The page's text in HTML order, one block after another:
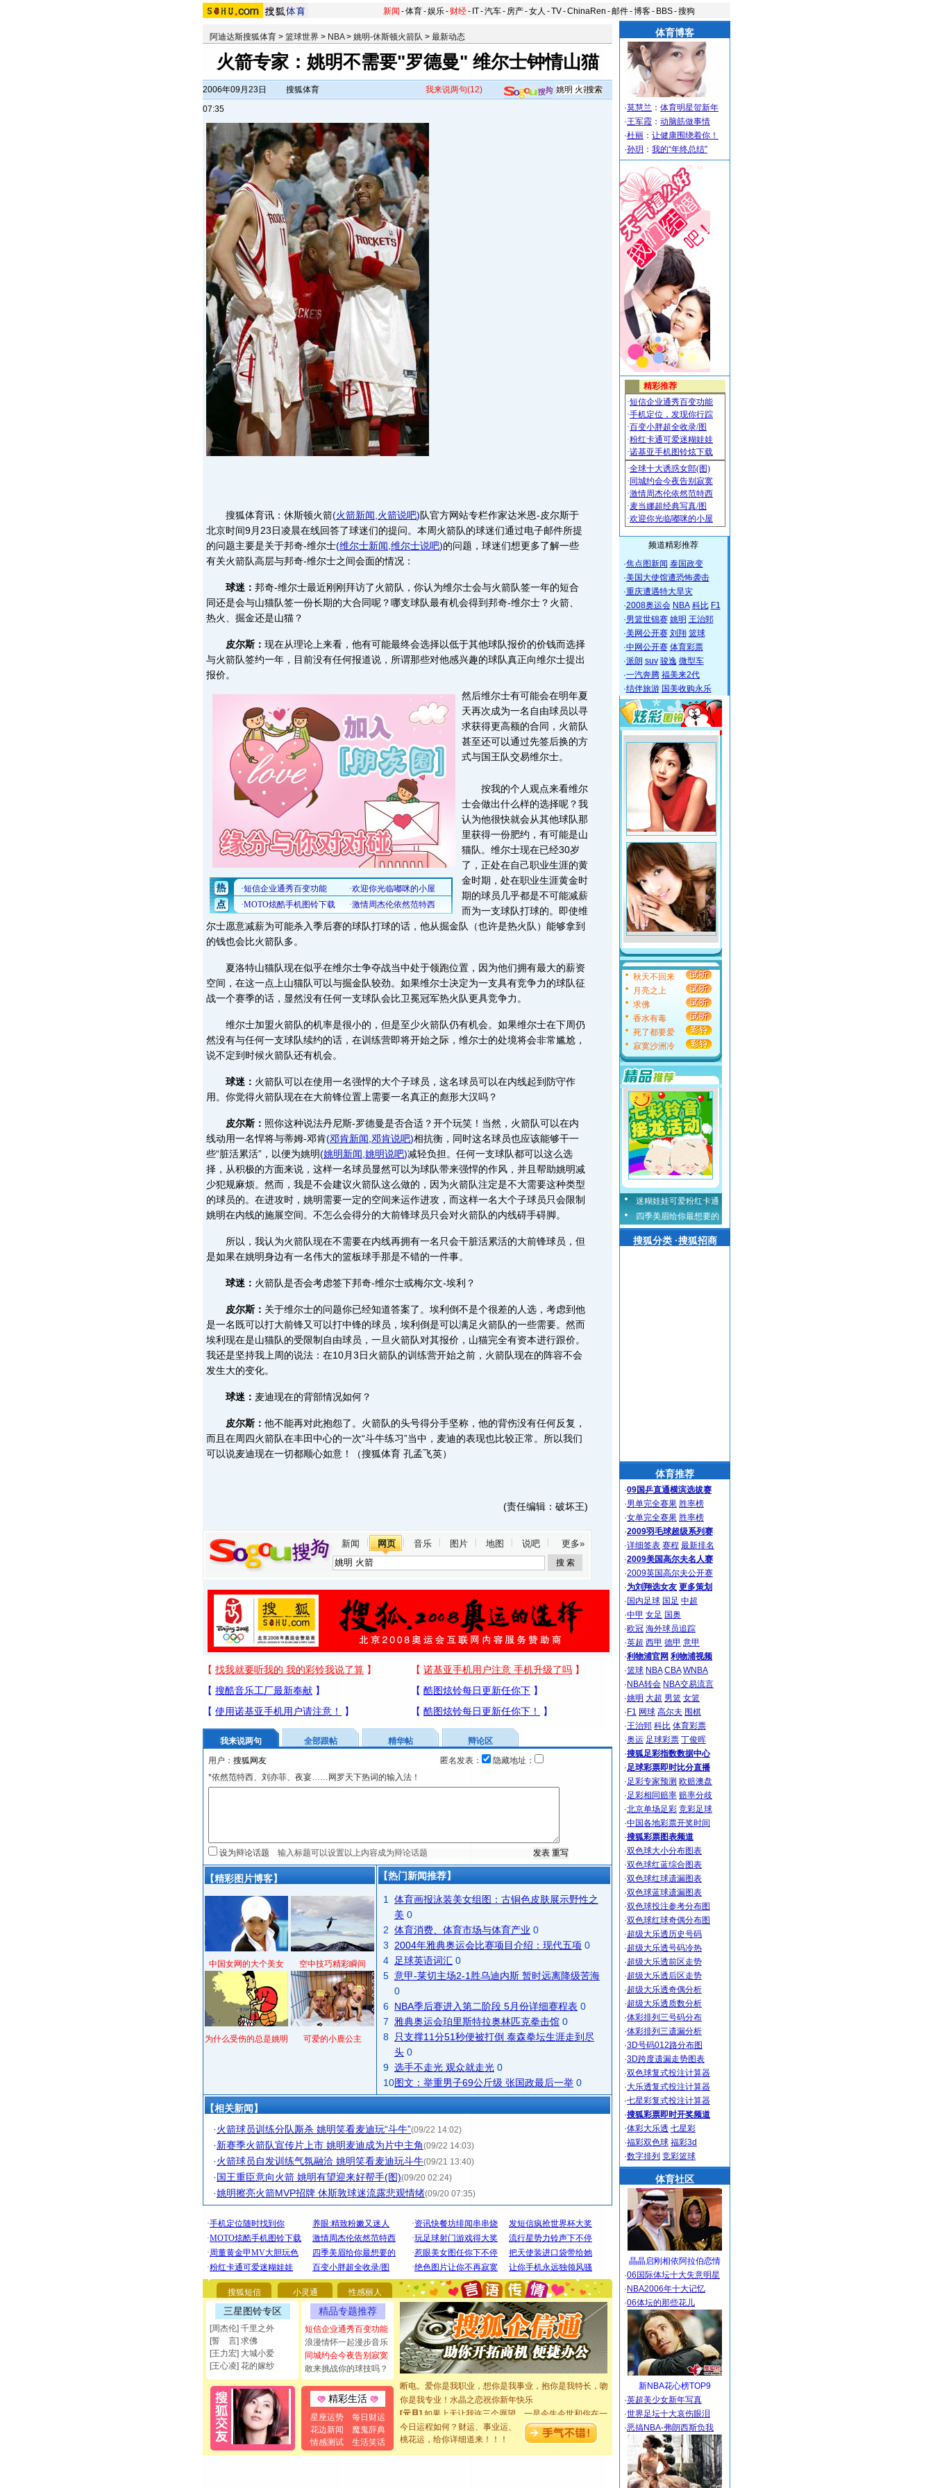
新闻 -体育-娱乐- 财经- IT-汽车- 房产-女人 -TV-ChinaRen -邮件-博客- BBS-搜狗
阿迪达斯搜狐体育 > 篮球世界 > NBA> 姚明-休斯顿火箭队 > 最新动态
火箭专家：姚明不需要"罗德曼" 维尔士钟情山猫
2006年09月23日
07:35
搜狐体育 我来说两句(12)
搜狐体育讯：休斯顿火箭(火箭新闻 火箭说吧)队官方网站专栏作家达米恩-皮尔斯于
北京时间9月23日凌晨在线回答了球迷们的提问。本周火箭队的球迷们通过电子邮件所提
的问题主要是关于邦奇-维尔士(维尔士新闻 维尔士说吧)的问题，球迷们想更多了解一些
有关火箭队高层与邦奇-维尔士之间会面的情况：
球迷： 邦奇-维尔士最近刚刚拜访了火箭队，你认为维尔士会与火箭队签一年的短合
同还是会与山猫队签一份长期的大合同呢？哪支球队最有机会得到邦奇-维尔士？火箭、
热火、掘金还是山猫？
皮尔斯： 现在从理论上来看，他有可能最终会选择以低于其他球队报价的价钱而选择
与火箭队签约一年，目前没有任何报道说，所谓那些对他感兴趣的球队真正向维尔士提出
报价。
然后维尔士有可能会在明年夏
天再次成为一名自由球员以寻
求获得更高额的合同，火箭队
甚至还可以通过先签后换的方
式与国王队交易维尔士。
按我的个人观点来看维尔
士会做出什么样的选择呢？我
认为他很快就会从其他球队那
里获得一份肥约，有可能是山
猫队。维尔士现在已经30岁
了，正处在自己职业生涯的黄
金时期，处在职业生涯黄金时
期的球员几乎都是不可能减薪
而为一支球队打球的。即使维
尔士愿意减薪为可能杀入季后赛的球队打球的话，他从掘金队（也许是热火队）能够拿到
的钱也会比火箭队多。
夏洛特山猫队现在似乎在维尔士争夺战当中处于领跑位置，因为他们拥有最大的薪资
空间，在这一点上山猫队可以与掘金队较劲。如果维尔士决定为一支具有竞争力的球队征
战一个赛季的话，显然没有任何一支球队会比卫冕冠军热火队更具竞争力。
维尔士加盟火箭队的机率是很小的，但是至少火箭队仍有机会。如果维尔士在下周仍
然没有与任何一支球队续约的话，在训练营即将开始之际，维尔士的处境将会非常尴尬，
说不定到时候火箭队还有机会。
球迷： 火箭队可以在使用一名强悍的大个子球员，这名球员可以在内线起到防守作
用。你觉得火箭队现在在大前锋位置上需要一名真正的彪形大汉吗？
皮尔斯： 照你这种说法丹尼斯-罗德曼是否合适？开个玩笑！当然，火箭队可以在内
线动用一名悍将与蒂姆-邓肯(邓肯新闻 邓肯说吧)相抗衡，同时这名球员也应该能够干一
些“脏活累活”，以便为姚明(姚明新闻 姚明说吧)减轻负担。任何一支球队都可以这么选
择，从积极的方面来说，这样一名球员显然可以为球队带来强悍的作风，并且帮助姚明减
少犯规麻烦。然而，我是不会建议火箭队这么做的，因为火箭队注定是不大需要这种类型
的球员的。在进攻时，姚明需要一定的空间来运作进攻，而这样一名大个子球员只会限制
姚明在内线的施展空间。不怎么会得分的大前锋球员只会对火箭队的内线碍手碍脚。
所以，我认为火箭队现在不需要在内线再拥有一名只会干脏活累活的大前锋球员，但
是如果在姚明身边有一名伟大的篮板球手那是不错的一件事。
球迷： 火箭队是否会考虑签下邦奇-维尔士或梅尔文-埃利？
皮尔斯： 关于维尔士的问题你已经知道答案了。埃利倒不是个很差的人选，考虑到他
是一名既可以打大前锋又可以打中锋的球员，埃利倒是可以满足火箭队的一些需要。然而
埃利现在是山猫队的受限制自由球员，一旦火箭队对其报价，山猫完全有资本进行跟价。
我还是坚持我上周的说法：在10月3日火箭队的训练营开始之前，火箭队现在的阵容不会
发生大的变化。
球迷： 麦迪现在的背部情况如何？
皮尔斯： 他不能再对此抱怨了。火箭队的头号得分手坚称，他的背伤没有任何反复，
而且在周四火箭队在丰田中心的一次“斗牛练习”当中，麦迪的表现也比较正常。所以我们
可以说麦迪现在一切都顺心如意！（搜狐体育 孔孟飞英）
(责任编辑：破坏王)
新闻 网页 音乐 图片 地图 说吧 更多»
我来说两句 全部跟帖 精华帖
辩论区
用户：
匿名发表：
隐藏地址：
*依然范特西、刘亦菲、夜宴……网罗天下热词的输入法！
设为辩论话题
【精彩图片博客】
中国女网的大个美女 空中技巧精彩瞬间
为什么受伤的总是姚明 可爱的小鹿公主
【热门新闻推荐】
1
体育画报泳装美女组图：古铜色皮肤展示野性之
美 0
2 体育消费、体育市场与体育产业 0
3
2004年雅典奥运会比赛项目介绍：现代五项 0
4
足球英语词汇 0
5 意甲-莱切主场2-1胜乌迪内斯 暂时远离降级苦海
0
6 NBA季后赛进入第二阶段 5月份详细赛程表 0
7
雅典奥运会珀里斯特拉奥林匹克拳击馆 0
8
只支撑11分51秒便被打倒 泰森拳坛生涯走到尽
头 0
9 选手不走光 观众就走光 0
10图文：举重男子69公斤级 张国政最后一举 0
【相关新闻】
·火箭球员训练分队厮杀 姚明笑看麦迪玩“斗牛”(09/22 14:02)
·新赛季火箭队宣传片上市 姚明麦迪成为片中主角(09/22 14:03)
·火箭球员自发训练气氛融洽 姚明笑看麦迪玩斗牛(09/21 13:40)
·国王重臣意向火箭 姚明有望迎来好帮手(图)(09/20 02:24)
·姚明擦亮火箭MVP招牌 休斯敦球迷流露悲观情绪(09/20 07:35)
搜狐短信 小灵通 性感丽人
三星图铃专区
[周杰伦] 千里之外
[誓 言] 求佛
[王力宏] 大城小爱
[王心凌] 花的嫁纱
精品专题推荐
短信企业通秀百变功能
浪漫情怀一起漫步音乐
同城约会今夜告别寂寞
敢来挑战你的球技吗？
精彩生活
星座运势
每日财运
花边新闻
魔鬼辞典
情感测试
生活笑话
[圣诞节]圣诞节到了，想想没什么送给你的，又不打算给
你太多，只有给你五千万：千万快乐！千万要健康！千万
要平安！千万要知足！千万不要忘记我！
[圣诞节]不只这样的日子才会想起你,而是这样的日子才
能正大光明地骚扰你,告诉你,圣诞要快乐!新年要快乐!天天
都要快乐噢!
[圣诞节]奉上一颗祝福的心,在这个特别的日子里,愿幸福,
如意,快乐,鲜花,一切美好的祝愿与你同在.圣诞快乐!
[元旦]看到你我会触电；看不到你我要充电；没有你我会
你是我专业！水晶之恋祝你新年快乐
[元旦]如果上天让我许三个愿望，一是今生今世和你在一
离。水晶之恋祝你新年快乐
[元旦]当我狠下心扭头离去那一刻，你在我身后无助地哭
今日运程如何？财运、事业运、
桃花运，给你详细道来！！！
体育博客
·莫慧兰 ： 体育明星贺新年
·王军霞 ： 动脑筋做事情
·杜丽 ： 让健康围绕着你！
·孙玥 ： 我的“年终总结”
频道精彩推荐
·焦点图新闻 泰国政变
·美国大使馆遭恐怖袭击
·重庆遭遇特大旱灾
·2008奥运会 NBA 科比 F1
·男篮世锦赛 姚明 王治郅
·美网公开赛 刘翔 篮球
·中网公开赛 体育彩票
·派朗 suv 骏逸 微型车
·一汽奔腾 福美来2代
·结伴旅游 国美收购永乐
秋天不回来
月亮之上
求佛
香水有毒
死了都要爱
寂寞沙洲冷
迷糊娃娃可爱粉红卡通
四季美眉给你最想要的
搜狐分类 ·搜狐招商
体育推荐
·09国乒直通横滨选拔赛
·男单完全赛果 胜率榜
·女单完全赛果 胜率榜
·2009羽毛球超级系列赛
·详细签表 赛程 最新排名
·2009美国高尔夫名人赛
·2009英国高尔夫公开赛
·为刘翔选女友 更多策划
· 国内足球 国足 中超
·中甲 女足 国奥
·欧冠 海外球员追踪
·英超 西甲 德甲 意甲
·利物浦官网 利物浦视频
·篮球 NBA CBA WNBA
· NBA转会 NBA交易流言
·姚明 大超 男篮 女篮
· F1 网球 高尔夫 围棋
·王治郅 科比 体育彩票
·奥运 足球彩票 丁俊晖
·搜狐足彩指数数据中心
·足球彩票即时比分直播
·足彩专家预测 欧赔澳盘
·足彩相同赔率 赔率分歧
·北京单场足彩 竞彩足球
·中国各地彩票开奖时间
·搜狐彩票图表频道
·双色球大小分布图表
·双色球红蓝综合图表
·双色球红球遗漏图表
·双色球蓝球遗漏图表
·双色球投注参考分布图
·双色球红球奇偶分布图
·超级大乐透历史号码
·超级大乐透号码冷热
·超级大乐透前区走势
·超级大乐透后区走势
·超级大乐透奇偶分析
·超级大乐透质数分析
·体彩排列三号码分布
·体彩排列三遗漏分析
·3D号码012路分布图
·3D跨度遗漏走势图表
·双色球复式投注计算器
·大乐透复式投注计算器
·七星彩复式投注计算器
·搜狐彩票即时开奖频道
·体彩大乐透 七星彩
·福彩双色球 福彩3d
·数字排列 竞彩篮球
体育社区
晶晶启刚相依阿拉伯恋情
·06国际体坛十大失意明星
· NBA2006年十大记忆
·06体坛的那些花儿
新NBA花心榜TOP9
·英超美少女新年写真
·世界足坛十大哀伤眼泪
·恶搞NBA-弗朗西斯负我